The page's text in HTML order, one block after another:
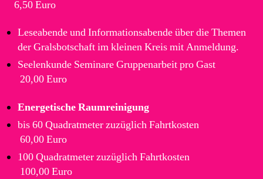
6,50 Euro
Leseabende und Informationsabende über die Themen
der Gralsbotschaft im kleinen Kreis mit Anmeldung.
Seelenkunde Seminare Gruppenarbeit pro Gast
20,00 Euro
Energetische Raumreinigung
bis 60 Quadratmeter zuzüglich Fahrtkosten
60,00 Euro
100 Quadratmeter zuzüglich Fahrtkosten
100,00 Euro